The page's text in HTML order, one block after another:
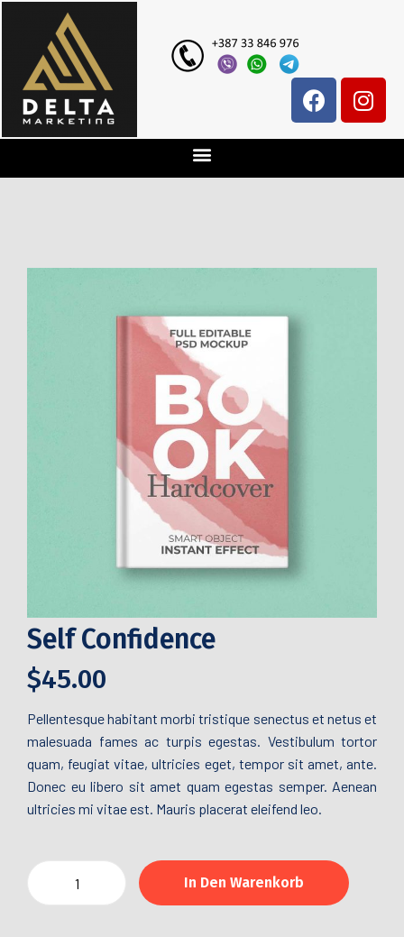
Self Confidence
$45.00
Pellentesque habitant morbi tristique senectus et netus et
malesuada fames ac turpis egestas. Vestibulum tortor
quam, feugiat vitae, ultricies eget, tempor sit amet, ante.
Donec eu libero sit amet quam egestas semper. Aenean
ultricies mi vitae est. Mauris placerat eleifend leo.
In Den Warenkorb